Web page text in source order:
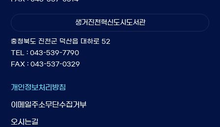
생거진천혁신도시도서관
충청북도 진천군 덕산읍 대하로 52
TEL : 043-539-7790
FAX : 043-537-0329
개인정보처리방침
이메일주소무단수집거부
오시는길